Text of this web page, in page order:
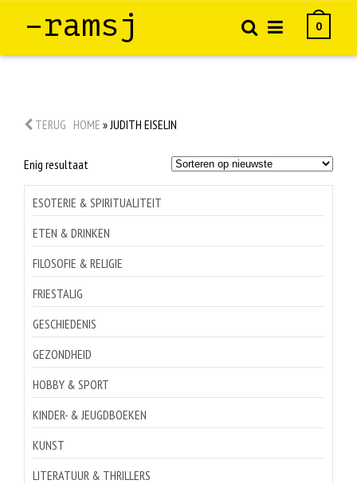
–ramsj 0
TERUG HOME »JUDITH EISELIN
Enig resultaat
ESOTERIE & SPIRITUALITEIT
ETEN & DRINKEN
FILOSOFIE & RELIGIE
FRIESTALIG
GESCHIEDENIS
GEZONDHEID
HOBBY & SPORT
KINDER- & JEUGDBOEKEN
KUNST
LITERATUUR & THRILLERS